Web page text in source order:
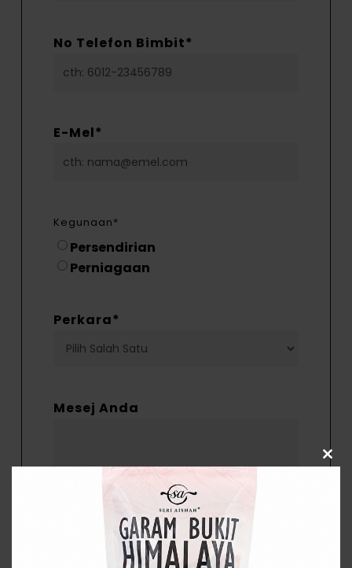
No Telefon Bimbit*
E-Mel*
Kegunaan*
Persendirian
Perniagaan
Perkara*
Mesej Anda